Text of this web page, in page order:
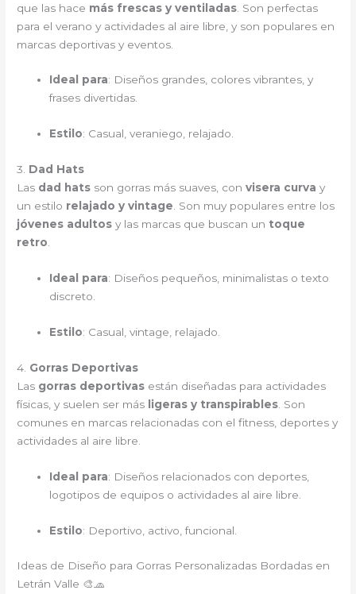
que las hace más frescas y ventiladas . Son perfectas
para el verano y actividades al aire libre, y son populares en
marcas deportivas y eventos.
Ideal para: Diseños grandes, colores vibrantes, y
frases divertidas.
Estilo: Casual, veraniego, relajado.
3. Dad Hats
Las dad hats son gorras más suaves, convisera curva y
un estilo relajado y vintage . Son muy populares entre los
jóvenes adultos y las marcas que buscan un toque
retro
Ideal para: Diseños pequeños, minimalistas o texto
discreto.
Estilo: Casual, vintage, relajado.
4. Gorras Deportivas
Las gorras deportivas están diseñadas para actividades
físicas, y suelen ser más ligeras y transpirables . Son
comunes en marcas relacionadas con el fitness, deportes y
actividades al aire libre.
Ideal para: Diseños relacionados con deportes,
logotipos de equipos o actividades al aire libre.
Estilo: Deportivo, activo, funcional.
Ideas de Diseño para Gorras Personalizadas Bordadas en
Letrán Valle 🎨🧢